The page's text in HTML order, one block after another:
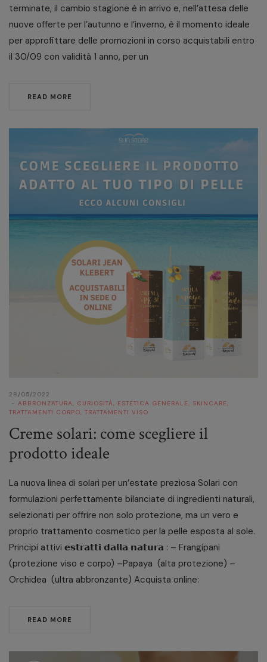
terminate, il cambio stagione è in arrivo e, nell’attesa delle
nuove offerte per l’autunno e l’inverno, è il momento ideale
per approfittare delle promozioni in corso acquistabili entro
il 30/09 con validità 1 anno, per un
READ MORE
28/05/2022
ABBRONZATURA, CURIOSITÀ, ESTETICA GENERALE, SKINCARE,
TRATTAMENTI CORPO, TRATTAMENTI VISO
Creme solari: come scegliere il
prodotto ideale
La nuova linea di solari per un’estate preziosa Solari con
formulazioni perfettamente bilanciate di ingredienti naturali,
selezionati per offrire non solo protezione, ma un vero e
proprio trattamento cosmetico per la pelle esposta al sole.
Principi attivi 𝗲𝘀𝘁𝗿𝗮𝘁𝘁𝗶 𝗱𝗮𝗹𝗹𝗮 𝗻𝗮𝘁𝘂𝗿𝗮 : – Frangipani
(protezione viso e corpo) –Papaya (alta protezione) –
Orchidea (ultra abbronzante) Acquista online:
READ MORE